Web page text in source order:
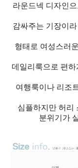
라운드넥 디자인
감싸주는 기장이
형태로 여성스러
데일리룩으로 편
여행룩이나 리조
심플하지만 허리
분위기가